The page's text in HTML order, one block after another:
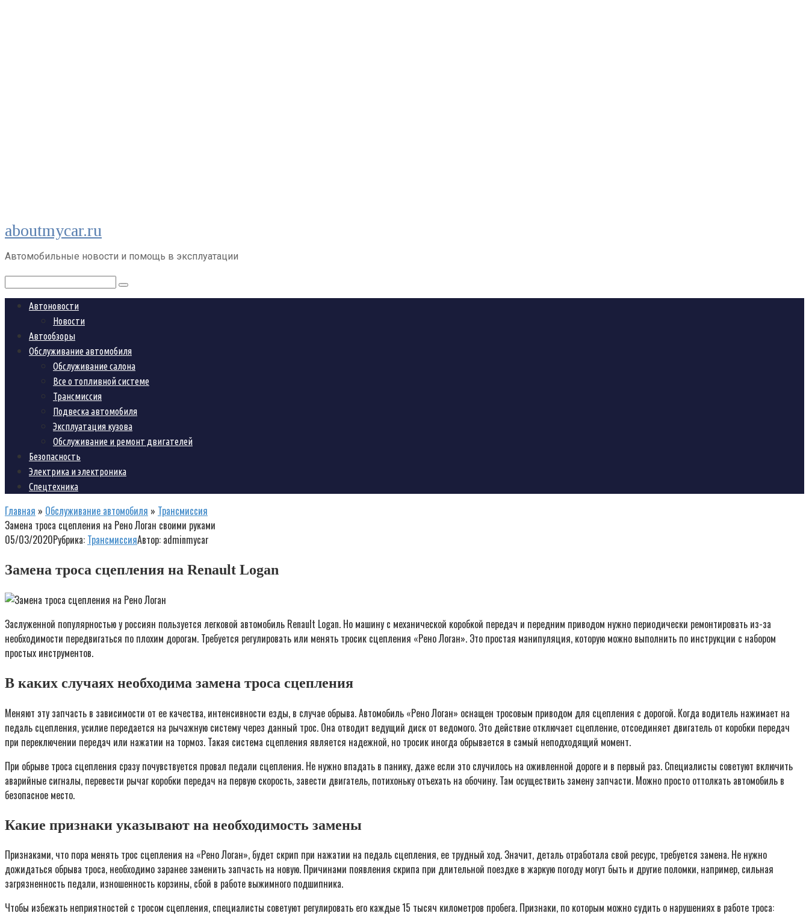
Перейти
к
контенту
aboutmycar.ru
Автомобильные новости и помощь в эксплуатации
Поиск:
Автоновости
Новости
Автообзоры
Обслуживание автомобиля
Обслуживание салона
Все о топливной системе
Трансмиссия
Подвеска автомобиля
Эксплуатация кузова
Обслуживание и ремонт двигателей
Безопасность
Электрика и электроника
Спецтехника
Главная » Обслуживание автомобиля » Трансмиссия
Замена троса сцепления на Рено Логан своими руками
05/03/2020Рубрика: ТрансмиссияАвтор: adminmycar
Замена троса сцепления на Renault Logan
Заслуженной популярностью у россиян пользуется легковой автомобиль Renault Logan. Но машину с механической коробкой передач и передним приводом нужно периодически ремонтировать из-за
необходимости передвигаться по плохим дорогам. Требуется регулировать или менять тросик сцепления «Рено Логан». Это простая манипуляция, которую можно выполнить по инструкции с набором
простых инструментов.
В каких случаях необходима замена троса сцепления
Меняют эту запчасть в зависимости от ее качества, интенсивности езды, в случае обрыва. Автомобиль «Рено Логан» оснащен тросовым приводом для сцепления с дорогой. Когда водитель нажимает на
педаль сцепления, усилие передается на рычажную систему через данный трос. Она отводит ведущий диск от ведомого. Это действие отключает сцепление, отсоединяет двигатель от коробки передач
при переключении передач или нажатии на тормоз. Такая система сцепления является надежной, но тросик иногда обрывается в самый неподходящий момент.
При обрыве троса сцепления сразу почувствуется провал педали сцепления. Не нужно впадать в панику, даже если это случилось на оживленной дороге и в первый раз. Специалисты советуют включить
аварийные сигналы, перевести рычаг коробки передач на первую скорость, завести двигатель, потихоньку отъехать на обочину. Там осуществить замену запчасти. Можно просто оттолкать автомобиль в
безопасное место.
Какие признаки указывают на необходимость замены
Признаками, что пора менять трос сцепления на «Рено Логан», будет скрип при нажатии на педаль сцепления, ее трудный ход. Значит, деталь отработала свой ресурс, требуется замена. Не нужно
дожидаться обрыва троса, необходимо заранее заменить запчасть на новую. Причинами появления скрипа при длительной поездке в жаркую погоду могут быть и другие поломки, например, сильная
загрязненность педали, изношенность корзины, сбой в работе выжимного подшипника.
Чтобы избежать неприятностей с тросом сцепления, специалисты советуют регулировать его каждые 15 тысяч километров пробега. Признаки, по которым можно судить о нарушениях в работе троса: